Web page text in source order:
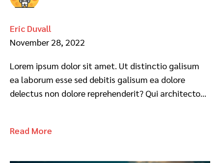
Eric Duvall
November 28, 2022
Lorem ipsum dolor sit amet. Ut distinctio galisum
ea laborum esse sed debitis galisum ea dolore
delectus non dolore reprehenderit? Qui architecto…
Read More